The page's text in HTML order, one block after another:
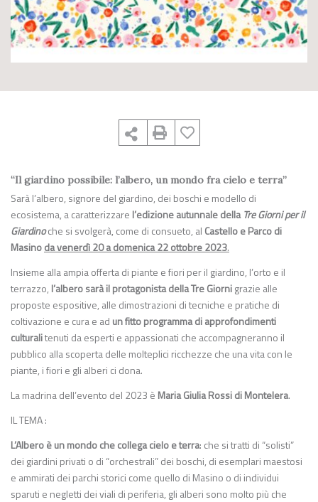
“Il giardino possibile: l’albero, un mondo fra cielo e terra”
Sarà l’albero, signore del giardino, dei boschi e modello di
ecosistema, a caratterizzare l’edizione autunnale dellaTre Giorni per il
Giardinoche si svolgerà, come di consueto, al Castello e Parco di
Masinodavenerdì 20 a domenica 22 ottobre 2023.
Insieme alla ampia offerta di piante e fiori per il giardino, l’orto e il
terrazzo, l’albero sarà il protagonista della Tre Giornigrazie alle
proposte espositive, alle dimostrazioni di tecniche e pratiche di
coltivazione e cura e ad un fittoprogrammadi approfondimenti
culturalitenuti da esperti e appassionati che accompagneranno il
pubblico alla scoperta delle molteplici ricchezze che una vita con le
piante, i fiori e gli alberi ci dona.
La madrina dell’evento del 2023 è Maria Giulia Rossi di Montelera.
IL TEMA :
L’Albero è un mondo che collega cielo e terra: che si tratti di “solisti”
dei giardini privati o di “orchestrali” dei boschi, di esemplari maestosi
e ammirati dei parchi storici come quello di Masino o di individui
sparuti e negletti dei viali di periferia, gli alberi sono molto più che